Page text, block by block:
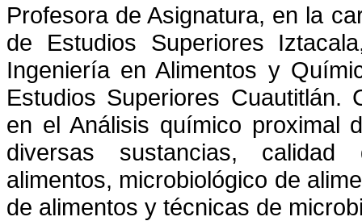
Profesora de Asignatura, en la
de Estudios Superiores
Ingeniería en Alimentos y
Estudios Superiores Cuautitlán.
en el Análisis químico proximal
diversas sustancias,
alimentos, microbiológico de
de alimentos y técnicas de